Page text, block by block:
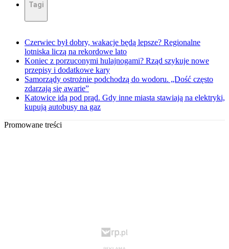
Tagi
Czerwiec był dobry, wakacje będą lepsze? Regionalne
lotniska liczą na rekordowe lato
Koniec z porzuconymi hulajnogami? Rząd szykuje nowe
przepisy i dodatkowe kary
Samorządy ostrożnie podchodzą do wodoru. „Dość często
zdarzają się awarie”
Katowice idą pod prąd. Gdy inne miasta stawiają na elektryki,
kupują autobusy na gaz
Promowane treści